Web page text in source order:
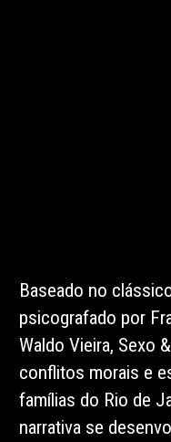
Baseado no
psicografado por
Waldo Vieira, Sexo
conflitos morais e
famílias do Rio de
narrativa se